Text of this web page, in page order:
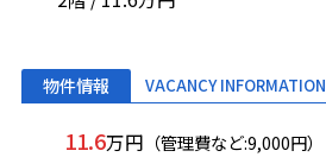
物件情報 VACANCY INFORMATION
11.6万円 （管理費など:9,000円）